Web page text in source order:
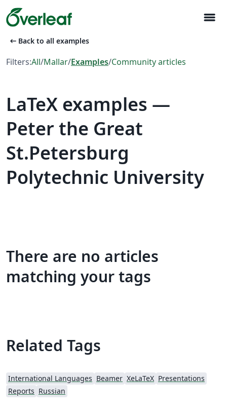
menu
arrow_left_alt Back to all examples
Filters:All/Mallar/Examples/Community articles
LaTeX examples —
Peter the Great
St.Petersburg
Polytechnic University
There are no articles
matching your tags
Related Tags
International Languages Beamer XeLaTeX Presentations
Reports Russian